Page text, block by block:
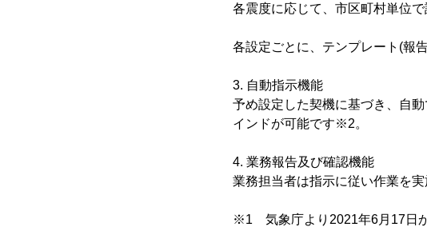
各震度に応じて、市区町村単位
各設定ごとに、テンプレート(報
3. 自動指示機能
予め設定した契機に基づき、自
インドが可能です※2。
4. 業務報告及び確認機能
業務担当者は指示に従い作業を
※1 気象庁より2021年6月17日